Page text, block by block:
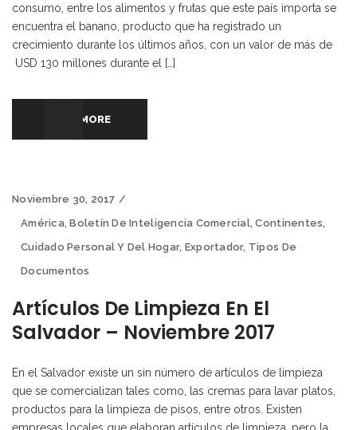
consumo, entre los alimentos y frutas que este país importa se
encuentra el banano, producto que ha registrado un
crecimiento durante los últimos años, con un valor de más de
USD 130 millones durante el […]
READ MORE
Noviembre 30, 2017
América,Boletín De Inteligencia Comercial,Continentes,
Cuidado Personal Y Del Hogar, Exportador, Tipos De
Documentos
Artículos De Limpieza En El
Salvador – Noviembre 2017
En el Salvador existe un sin número de artículos de limpieza
que se comercializan tales como, las cremas para lavar platos,
productos para la limpieza de pisos, entre otros. Existen